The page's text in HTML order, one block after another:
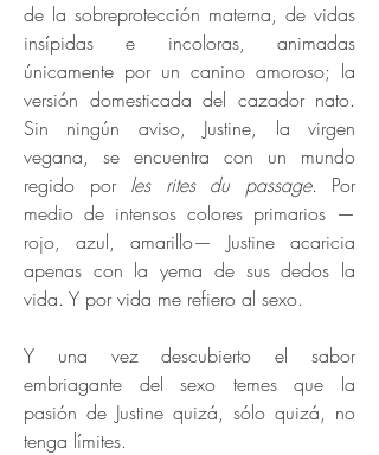
de la sobreprotección materna, de vidas
insípidas e incoloras, animadas
únicamente por un canino amoroso; la
versión domesticada del cazador nato.
Sin ningún aviso, Justine, la virgen
vegana, se encuentra con un mundo
regido por les rites du passage. Por
medio de intensos colores primarios —
rojo, azul, amarillo— Justine acaricia
apenas con la yema de sus dedos la
vida. Y por vida me refiero al sexo.
Y una vez descubierto el sabor
embriagante del sexo temes que la
pasión de Justine quizá, sólo quizá, no
tenga límites.